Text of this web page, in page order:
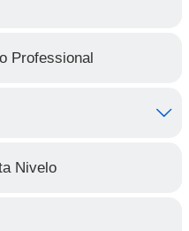
Professional
Nivelo